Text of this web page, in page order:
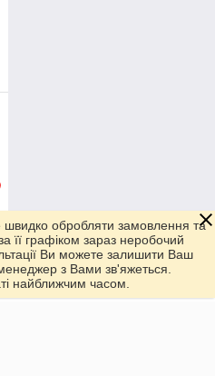
обробляти замовлення та
її графіком зараз неробочий
Ви можете залишити Ваш
з Вами зв'яжеться.
найближчим часом.